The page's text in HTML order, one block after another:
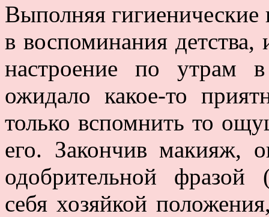
Выполняя
в воспоминания
настроение по утрам
ожидало какое-то
только вспомнить то
его. Закончив макияж,
одобрительной фразой
себя хозяйкой